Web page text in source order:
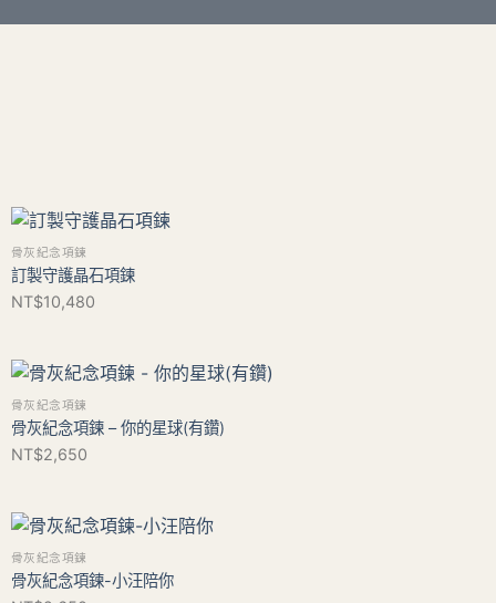
骨灰紀念項鍊
訂製守護晶石項鍊
NT$10,480
骨灰紀念項鍊
骨灰紀念項鍊 – 你的星球(有鑽)
NT$2,650
骨灰紀念項鍊
骨灰紀念項鍊-小汪陪你